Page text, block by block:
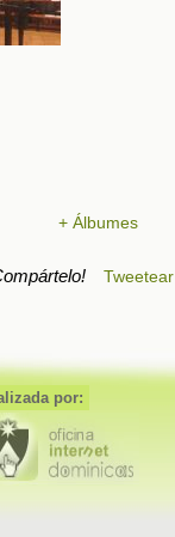
+ Álbumes
Tweetear
por: